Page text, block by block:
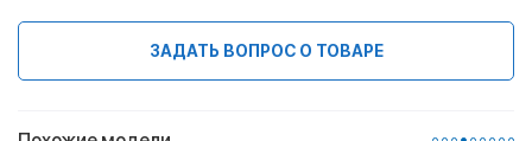
ЗАДАТЬ ВОПРОС О ТОВАРЕ